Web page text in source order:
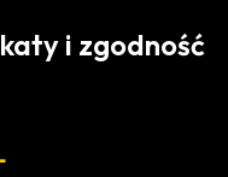
i zgodność